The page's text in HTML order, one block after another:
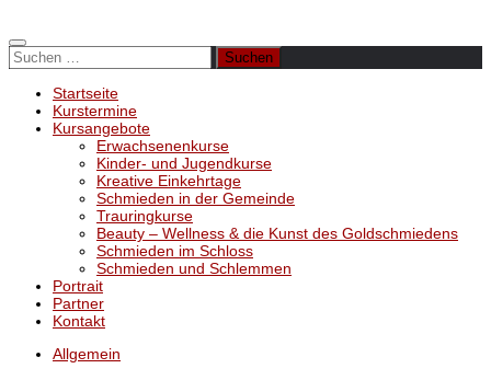
Suchen
nach:
Startseite
Kurstermine
Kursangebote
Erwachsenenkurse
Kinder- und Jugendkurse
Kreative Einkehrtage
Schmieden in der Gemeinde
Trauringkurse
Beauty – Wellness & die Kunst des Goldschmiedens
Schmieden im Schloss
Schmieden und Schlemmen
Portrait
Partner
Kontakt
Allgemein